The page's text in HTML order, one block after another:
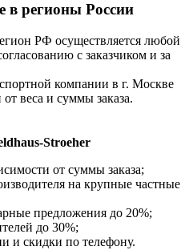
в регионы России
РФ осуществляется любой
с заказчиком и за
компании в г. Москве
веса и суммы заказа.
Stroeher
от суммы заказа;
на крупные частные
предложения до 20%;
до 30%;
и скидки по телефону.